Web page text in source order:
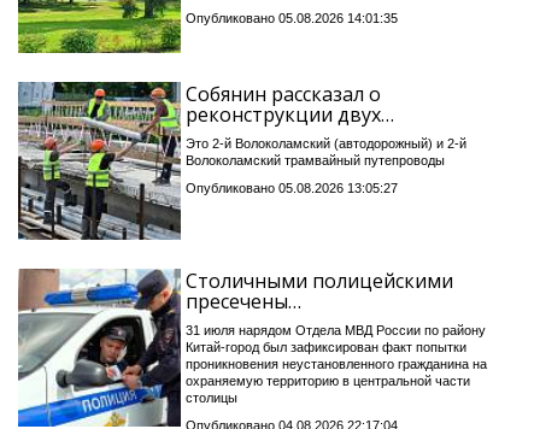
Опубликовано 05.08.2026 14:01:35
Собянин рассказал о
реконструкции двух…
Это 2-й Волоколамский (автодорожный) и 2-й
Волоколамский трамвайный путепроводы
Опубликовано 05.08.2026 13:05:27
Столичными полицейскими
пресечены…
31 июля нарядом Отдела МВД России по району
Китай-город был зафиксирован факт попытки
проникновения неустановленного гражданина на
охраняемую территорию в центральной части
столицы
Опубликовано 04.08.2026 22:17:04